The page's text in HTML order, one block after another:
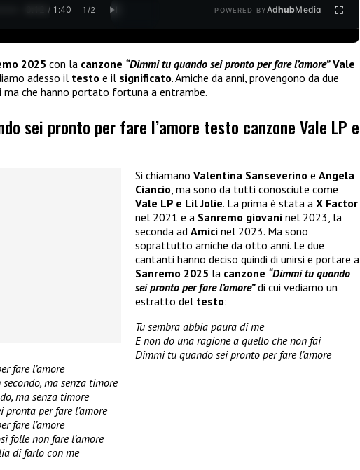
0:13 / 1:40 1 /2 POWERED BYAdhubMedia
2025 con la canzone “Dimmi tu quando sei pronto per fare l’amore” Vale
adesso il testo e il significato. Amiche da anni, provengono da due
che hanno portato fortuna a entrambe.
sei pronto per fare l’amore testo canzone Vale LP e
Si chiamano Valentina Sanseverino e Angela
Ciancio, ma sono da tutti conosciute come
Vale LP e Lil Jolie. La prima è stata a X Factor
nel 2021 e a Sanremo giovani nel 2023, la
seconda ad Amici nel 2023. Ma sono
soprattutto amiche da otto anni. Le due
cantanti hanno deciso quindi di unirsi e portare a
Sanremo 2025 la canzone “Dimmi tu quando
sei pronto per fare l’amore”di cui vediamo un
estratto del testo:
Tu sembra abbia paura di me
E non do una ragione a quello che non fai
Dimmi tu quando sei pronto per fare l’amore
fare l’amore
ma senza timore
ma senza timore
per fare l’amore
fare l’amore
folle non fare l’amore
di farlo con me